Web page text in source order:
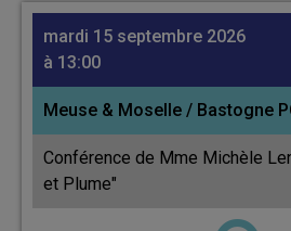
mardi 15 septembre 2026
à 13:00
Meuse & Moselle / Bastogne
Conférence de Mme Michèle
et Plume"